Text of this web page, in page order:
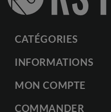
CATÉGORIES
INFORMATIONS
MON COMPTE
COMMANDER